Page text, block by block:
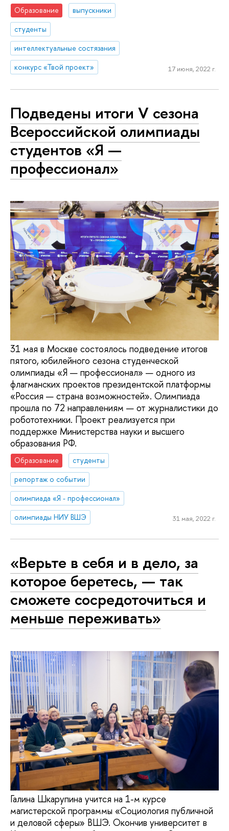
Образование
выпускники
студенты
интеллектуальные состязания
конкурс «Твой проект»
17 июня, 2022 г.
Подведены итоги V сезона
Всероссийской олимпиады
студентов «Я —
профессионал»
31 мая в Москве состоялось подведение итогов
пятого, юбилейного сезона студенческой
олимпиады «Я — профессионал» — одного из
флагманских проектов президентской платформы
«Россия — страна возможностей». Олимпиада
прошла по 72 направлениям — от журналистики до
робототехники. Проект реализуется при
поддержке Министерства науки и высшего
образования РФ.
Образование
студенты
репортаж о событии
олимпиада «Я - профессионал»
олимпиады НИУ ВШЭ
31 мая, 2022 г.
«Верьте в себя и в дело, за
которое беретесь, — так
сможете сосредоточиться и
меньше переживать»
Галина Шкарупина учится на 1-м курсе
магистерской программы «Социология публичной
и деловой сферы» ВШЭ. Окончив университет в